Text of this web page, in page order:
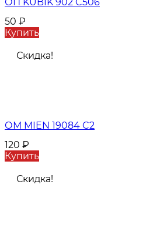
50 ₽
Купить
Скидка!
ОМ MIEN 19084 C2
120 ₽
Купить
Скидка!